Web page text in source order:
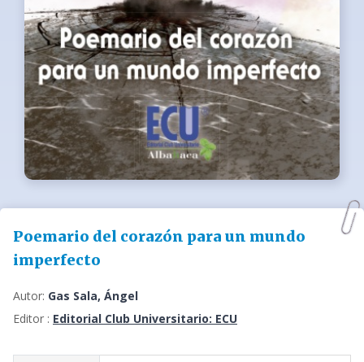
Poemario del corazón para un mundo
imperfecto
Autor: Gas Sala, Ángel
Editor : Editorial Club Universitario: ECU